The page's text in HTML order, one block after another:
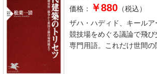
価格：
￥880 （税込）
ザハ・ハディド、キール
競技場をめぐる議論で飛
専門用語。これだけ世間の